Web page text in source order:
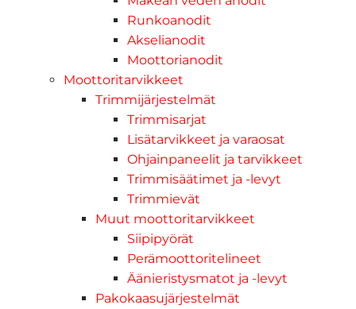
Runkoanodit
Akselianodit
Moottorianodit
Moottoritarvikkeet
Trimmijärjestelmät
Trimmisarjat
Lisätarvikkeet ja varaosat
Ohjainpaneelit ja tarvikkeet
Trimmisäätimet ja -levyt
Trimmievät
Muut moottoritarvikkeet
Siipipyörät
Perämoottoritelineet
Äänieristysmatot ja -levyt
Pakokaasujärjestelmät